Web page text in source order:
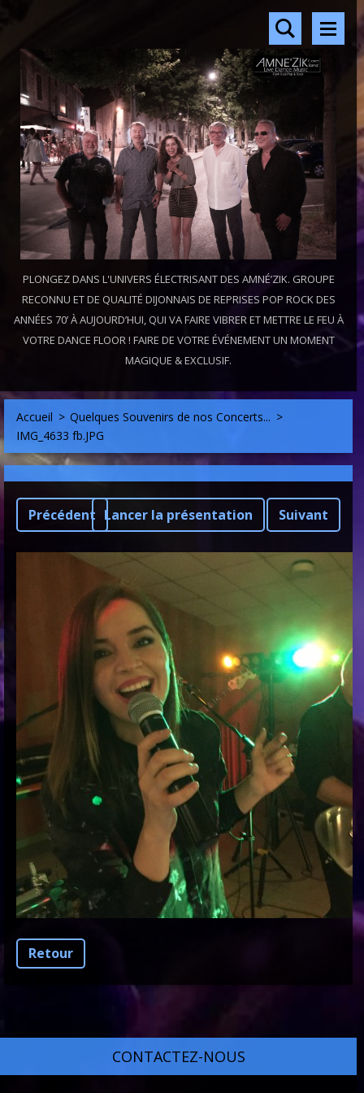
PLONGEZ DANS L'UNIVERS ÉLECTRISANT DES AMNÉ’ZIK. GROUPE
RECONNU ET DE QUALITÉ DIJONNAIS DE REPRISES POP ROCK DES
ANNÉES 70’ À AUJOURD’HUI, QUI VA FAIRE VIBRER ET METTRE LE FEU À
VOTRE DANCE FLOOR ! FAIRE DE VOTRE ÉVÉNEMENT UN MOMENT
MAGIQUE & EXCLUSIF.
Accueil > Quelques Souvenirs de nos Concerts... >
IMG_4633 fb.JPG
Précédent Lancer la présentation Suivant
Retour
CONTACTEZ-NOUS